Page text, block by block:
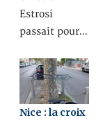
Estrosi
passait pour…
Nice : la croix